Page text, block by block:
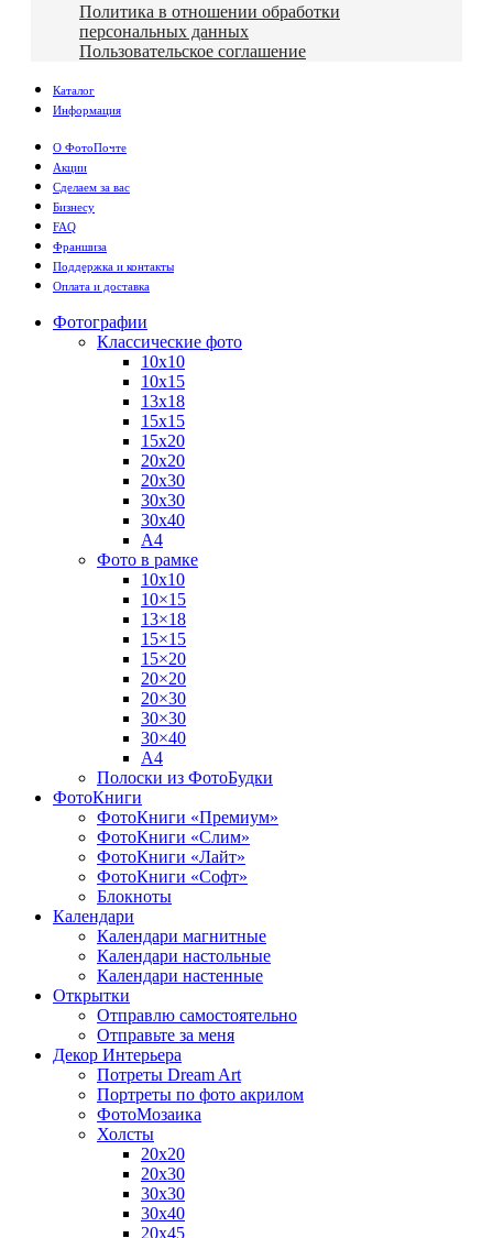
Политика в отношении обработки
персональных данных
Пользовательское соглашение
Каталог
Информация
О ФотоПочте
Акции
Сделаем за вас
Бизнесу
FAQ
Франшиза
Поддержка и контакты
Оплата и доставка
Фотографии
Классические фото
10х10
10х15
13х18
15х15
15х20
20х20
20х30
30х30
30х40
А4
Фото в рамке
10х10
10×15
13×18
15×15
15×20
20×20
20×30
30×30
30×40
A4
Полоски из ФотоБудки
ФотоКниги
ФотоКниги «Премиум»
ФотоКниги «Слим»
ФотоКниги «Лайт»
ФотоКниги «Софт»
Блокноты
Календари
Календари магнитные
Календари настольные
Календари настенные
Открытки
Отправлю самостоятельно
Отправьте за меня
Декор Интерьера
Потреты Dream Art
Портреты по фото акрилом
ФотоМозаика
Холсты
20х20
20х30
30х30
30х40
20х45